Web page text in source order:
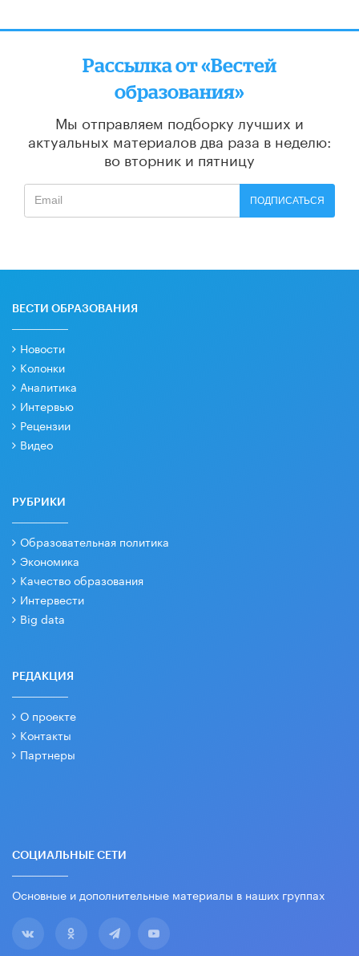
Рассылка от «Вестей
образования»
Мы отправляем подборку лучших и
актуальных материалов два раза в неделю:
во вторник и пятницу
ПОДПИСАТЬСЯ
ВЕСТИ ОБРАЗОВАНИЯ
Новости
Колонки
Аналитика
Интервью
Рецензии
Видео
РУБРИКИ
Образовательная политика
Экономика
Качество образования
Интервести
Big data
РЕДАКЦИЯ
О проекте
Контакты
Партнеры
СОЦИАЛЬНЫЕ СЕТИ
Основные и дополнительные материалы в наших группах